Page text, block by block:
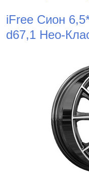
iFree Сион
d67,1 Нео-